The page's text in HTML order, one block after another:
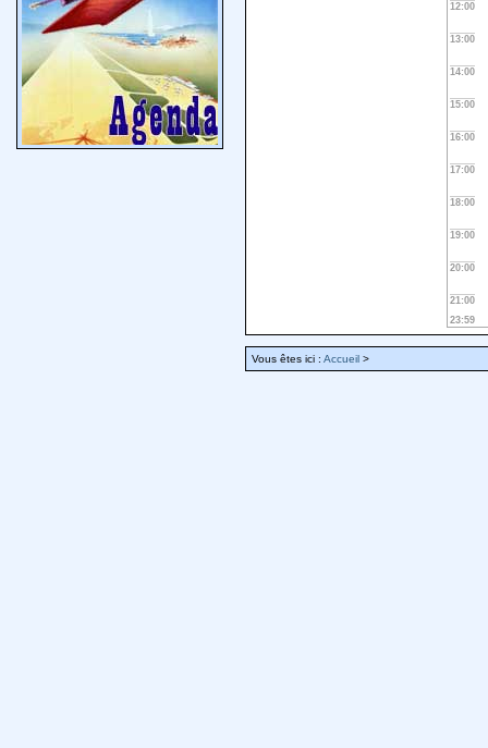
12:00
13:00
14:00
15:00
16:00
17:00
18:00
19:00
20:00
21:00
23:59
Vous êtes ici : Accueil >